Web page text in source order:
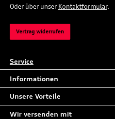
Oder über unser Kontaktformular.
Vertrag widerrufen
Service
Informationen
Unsere Vorteile
Wir versenden mit